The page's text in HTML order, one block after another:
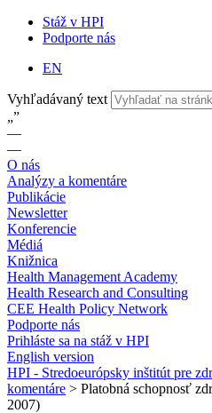
Stáž v HPI
Podporte nás
EN
Vyhľadávaný text
„”
—
—
O nás
Analýzy a komentáre
Publikácie
Newsletter
Konferencie
Médiá
Knižnica
Health Management Academy
Health Research and Consulting
CEE Health Policy Network
Podporte nás
Prihláste sa na stáž v HPI
English version
HPI - Stredoeurópsky inštitút pre
komentáre > Platobná schopnosť
2007)